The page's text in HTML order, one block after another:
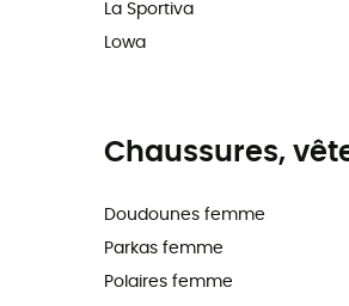
La Sportiva
Lowa
Chaussures,
Doudounes femme
Parkas femme
Polaires femme